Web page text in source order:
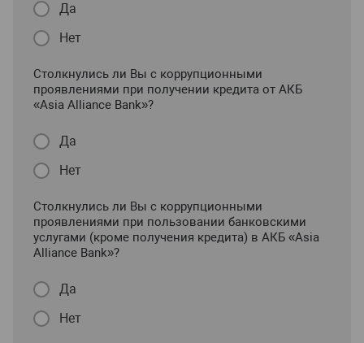
Да
Нет
Столкнулись ли Вы с коррупционными
проявлениями при получении кредита от АКБ
«Asia Alliance Bank»?
Да
Нет
Столкнулись ли Вы с коррупционными
проявлениями при пользовании банковскими
услугами (кроме получения кредита) в АКБ «Asia
Alliance Bank»?
Да
Нет